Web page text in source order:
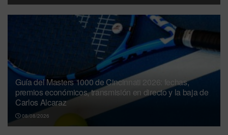
Guía del Masters 1000 de Cincinnati 2026: fechas,
premios económicos, transmisión en directo y la baja de
Carlos Alcaraz
08/08/2026